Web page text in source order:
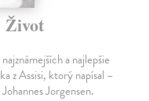
Život
a najlepšie
z Assisi, ktorý napísal –
Jorgensen.